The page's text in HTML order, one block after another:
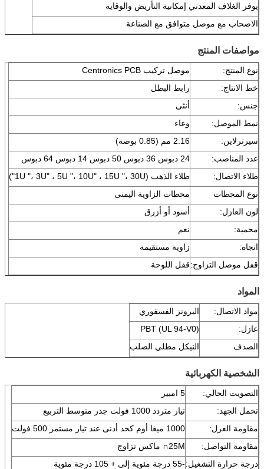
يوفر الغلاف المعدني إمكانية التأريض والوقاية
الاصحاب مع موصل متوافق مع الصناعة
مواصفات المنتج
نوع المنتج:
موصل تركيب Centronics PCB
خط الانتاج:
رابط البطل
جنس:
أنثى
نمط الموصل:
وعاء
سيرترلاين:
2.16 مم (0.85 بوصة)
عدد المناصب:
24 دبوس 36 دبوس 50 دبوس 14 دبوس 64 دبوس
طلاء الاتصال:
طلاء الذهب (1U "، 3U" ، 5U "، 10U" ، 15U "، 30U")
نوع المحطات
محطات الزاوية اليمنى
لون العازل:
أسود أو أزرق
محمية:
نعم
اتجاه:
زاوية مستقيمة
قفل موصل التزاوج:قفل اللوحة
المواد
مواد الاتصال:
البرونز الفسفوري
عازل:
PBT (UL 94-V0)
الصدف
النيكل مطلي الصلب
الشخصية الكهربائية
التصويت الحالي:
5 امبير
تحمل الجهد:
تيار متردد 1000 فولت جذر متوسط ​​التربيع
مقاومة العزل:
1000 ميغا أوم كحد أدنى عند تيار مستمر 500 فولت
مقاومة التواصل:
25M∩ ماكس تزاوج
درجة حرارة التشغيل:-55 درجة مئوية إلى + 105 درجة مئوية